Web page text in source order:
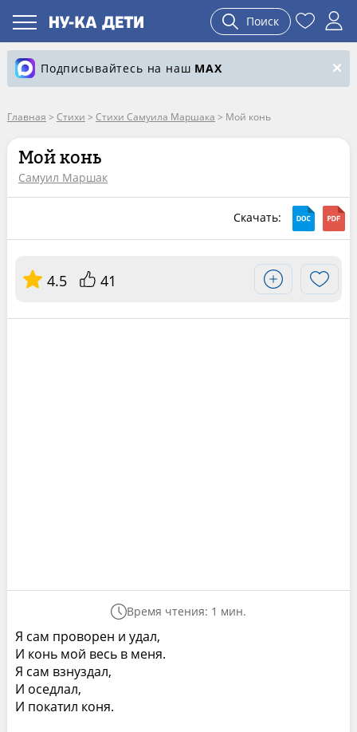
Поиск
Подписывайтесь на наш MAX
Главная > Стихи > Стихи Самуила Маршака > Мой конь
Мой конь
Самуил Маршак
Скачать:
4.5 41
Время чтения: 1 мин.
Я сам проворен и удал,
И конь мой весь в меня.
Я сам взнуздал,
И оседлал,
И покатил коня.